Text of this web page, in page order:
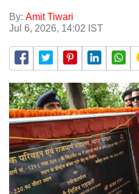
By: Amit Tiwari
Jul 6, 2026, 14:02 IST